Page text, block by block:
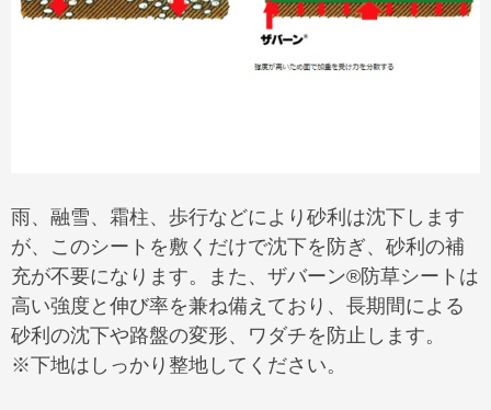
雨、融雪、霜柱、歩行などにより砂利は沈下します
が、このシートを敷くだけで沈下を防ぎ、砂利の補
充が不要になります。また、ザバーン®防草シートは
高い強度と伸び率を兼ね備えており、長期間による
砂利の沈下や路盤の変形、ワダチを防止します。
※下地はしっかり整地してください。